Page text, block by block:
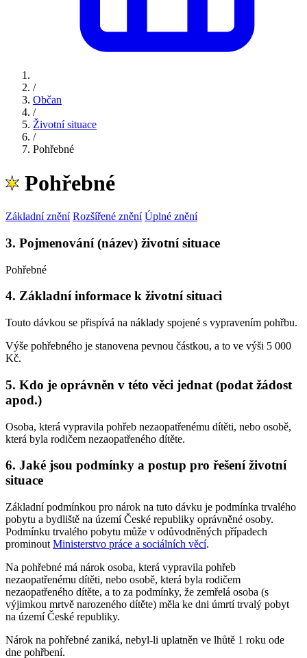
/
Občan
/
Životní situace
/
Pohřebné
Pohřebné
Základní znění Rozšířené znění Úplné znění
3. Pojmenování (název) životní situace
Pohřebné
4. Základní informace k životní situaci
Touto dávkou se přispívá na náklady spojené s vypravením pohřbu.
Výše pohřebného je stanovena pevnou částkou, a to ve výši 5 000
Kč.
5. Kdo je oprávněn v této věci jednat (podat žádost
apod.)
Osoba, která vypravila pohřeb nezaopatřenému dítěti, nebo osobě,
která byla rodičem nezaopatřeného dítěte.
6. Jaké jsou podmínky a postup pro řešení životní
situace
Základní podmínkou pro nárok na tuto dávku je podmínka trvalého
pobytu a bydliště na území České republiky oprávněné osoby.
Podmínku trvalého pobytu může v odůvodněných případech
prominout Ministerstvo práce a sociálních věcí.
Na pohřebné má nárok osoba, která vypravila pohřeb
nezaopatřenému dítěti, nebo osobě, která byla rodičem
nezaopatřeného dítěte, a to za podmínky, že zemřelá osoba (s
výjimkou mrtvě narozeného dítěte) měla ke dni úmrtí trvalý pobyt
na území České republiky.
Nárok na pohřebné zaniká, nebyl-li uplatněn ve lhůtě 1 roku ode
dne pohřbení.